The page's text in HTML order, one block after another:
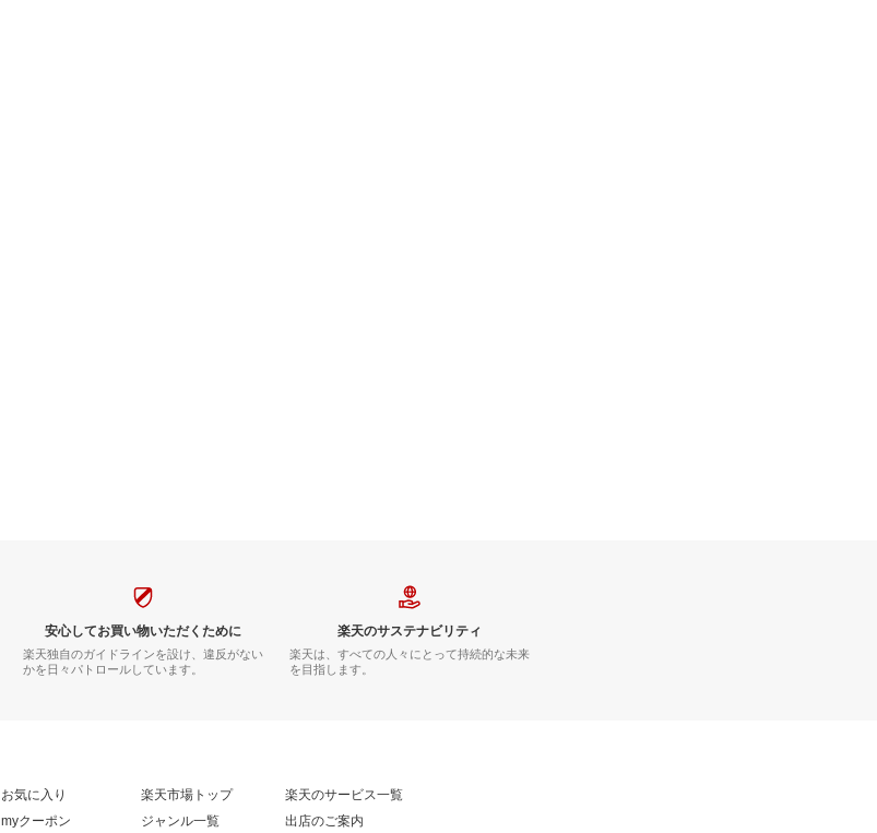
安心してお買い物いただくために
楽天独自のガイドラインを設け、違反がない
かを日々パトロールしています。
楽天のサステナビリティ
楽天は、すべての人々にとって持続的な未来
を目指します。
お気に入り
myクーポン
楽天市場トップ
ジャンル一覧
楽天のサービス一覧
出店のご案内